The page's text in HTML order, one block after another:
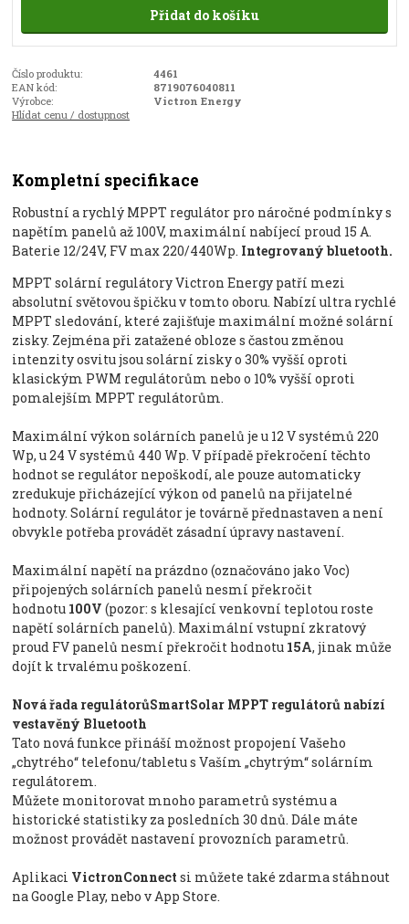
Přidat do košíku
Číslo produktu:
4461
EAN kód:
8719076040811
Výrobce:
Victron Energy
Hlídat cenu / dostupnost
Kompletní specifikace
Robustní a rychlý MPPT regulátor pro náročné podmínky s
napětím panelů až 100V, maximální nabíjecí proud 15 A.
Baterie 12/24V, FV max 220/440Wp. Integrovaný bluetooth.
MPPT solární regulátory Victron Energy patří mezi
absolutní světovou špičku v tomto oboru. Nabízí ultra rychlé
MPPT sledování, které zajišťuje maximální možné solární
zisky. Zejména při zatažené obloze s častou změnou
intenzity osvitu jsou solární zisky o 30% vyšší oproti
klasickým PWM regulátorům nebo o 10% vyšší oproti
pomalejším MPPT regulátorům.
Maximální výkon solárních panelů je u 12 V systémů 220
Wp, u 24 V systémů 440 Wp. V případě překročení těchto
hodnot se regulátor nepoškodí, ale pouze automaticky
zredukuje přicházející výkon od panelů na přijatelné
hodnoty. Solární regulátor je továrně přednastaven a není
obvykle potřeba provádět zásadní úpravy nastavení.
Maximální napětí na prázdno (označováno jako Voc)
připojených solárních panelů nesmí překročit
hodnotu 100V (pozor: s klesající venkovní teplotou roste
napětí solárních panelů). Maximální vstupní zkratový
proud FV panelů nesmí překročit hodnotu 15A, jinak může
dojít k trvalému poškození.
Nová řada regulátorůSmartSolar MPPT regulátorů nabízí
vestavěný Bluetooth
Tato nová funkce přináší možnost propojení Vašeho
„chytrého“ telefonu/tabletu s Vaším „chytrým“ solárním
regulátorem.
Můžete monitorovat mnoho parametrů systému a
historické statistiky za posledních 30 dnů. Dále máte
možnost provádět nastavení provozních parametrů.
Aplikaci VictronConnect si můžete také zdarma stáhnout
na Google Play, nebo v App Store.